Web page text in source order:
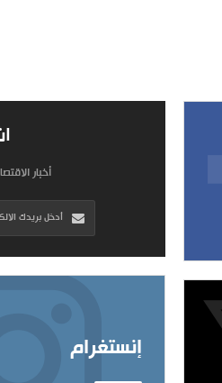
أخبار
إنستغرام